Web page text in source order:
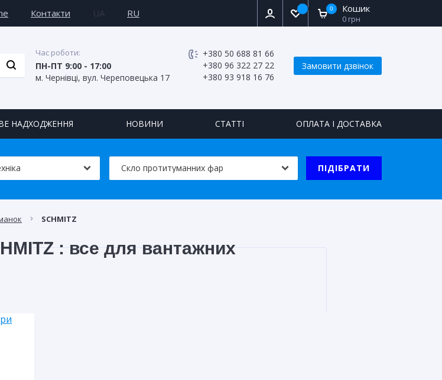
Контакти UA RU 0 Кошик
0 грн
Час роботи:
ПН-ПТ 9:00 - 17:00
м. Чернівці, вул. Череповецька 17
+380 50 688 81 66
+380 96 322 27 22
+380 93 918 16 76
Замовити дзвінок
НАДХОДЖЕННЯ НОВИНИ СТАТТІ ОПЛАТА І ДОСТАВКА
ПІДІБРАТИ
SCHMITZ
: все для вантажних